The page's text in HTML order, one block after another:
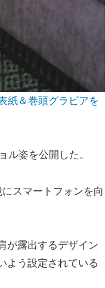
紙＆巻頭グラビアを
姿を公開した。
スマートフォンを向
が露出するデザイン
よう設定されている